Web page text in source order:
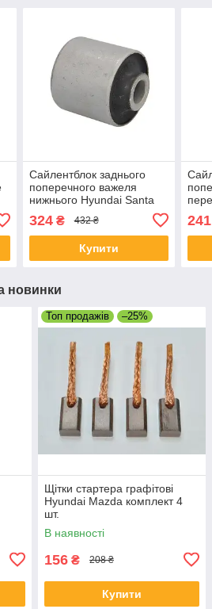
Сайлентблок заднього
поперечного важеля
нижнього Hyundai Santa
324₴ 432 ₴
Купити
новинки
Топ продажів –25%
Щітки стартера графітові
Hyundai Mazda комплект 4
шт.
В наявності
156 ₴ 208 ₴
Купити